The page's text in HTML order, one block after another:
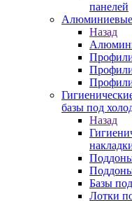
панелей
Алюминиевые
Назад
базы под
Назад
Поддоны
Базы
Лотки